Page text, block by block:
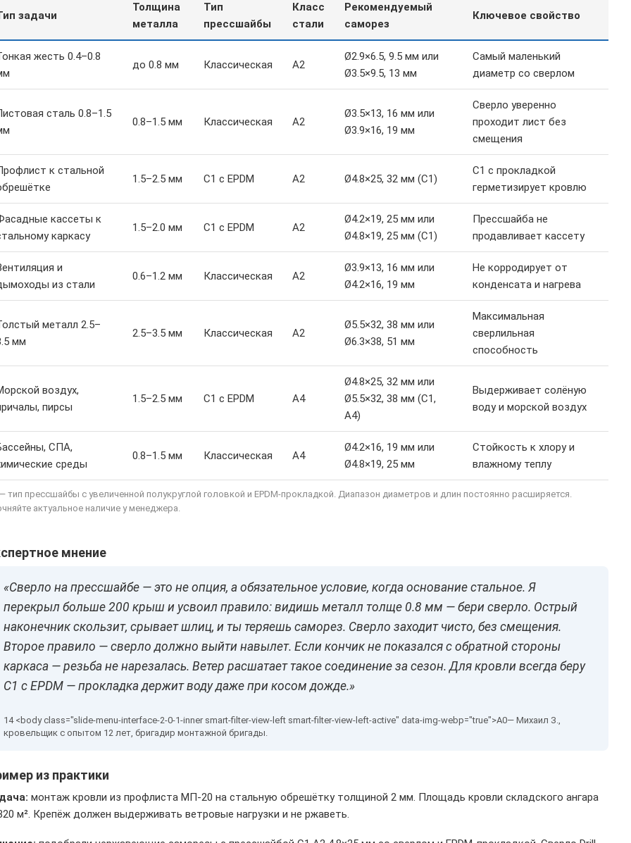
задачи
Толщина
металла
Тип
прессшайбы
Класс
стали
Рекомендуемый
саморез
Ключевое свойство
жесть 0.4–0.8
до 0.8 мм Классическая A2
Ø2.9×6.5, 9.5 мм или
Ø3.5×9.5, 13 мм
Самый маленький
диаметр со сверлом
сталь 0.8–1.5
0.8–1.5 мм Классическая A2
Ø3.5×13, 16 мм или
Ø3.9×16, 19 мм
Сверло уверенно
проходит лист без
смещения
к стальной
1.5–2.5 мм С1 с EPDM A2 Ø4.8×25, 32 мм (С1)
С1 с прокладкой
герметизирует кровлю
кассеты к
каркасу
1.5–2.0 мм С1 с EPDM A2
Ø4.2×19, 25 мм или
Ø4.8×19, 25 мм (С1)
Прессшайба не
продавливает кассету
и
из стали
0.6–1.2 мм Классическая A2
Ø3.9×13, 16 мм или
Ø4.2×16, 19 мм
Не корродирует от
конденсата и нагрева
металл 2.5–
мм
2.5–3.5 мм Классическая A2
Ø5.5×32, 38 мм или
Ø6.3×38, 51 мм
Максимальная
сверлильная
способность
воздух,
пирсы
1.5–2.5 мм С1 с EPDM A4
Ø4.8×25, 32 мм или
Ø5.5×32, 38 мм (С1,
A4)
Выдерживает солёную
воду и морской воздух
СПА,
среды
0.8–1.5 мм Классическая A4
Ø4.2×16, 19 мм или
Ø4.8×19, 25 мм
Стойкость к хлору и
влажному теплу
тип прессшайбы с увеличенной полукруглой головкой и EPDM-прокладкой. Диапазон диаметров и длин постоянно расширяется.
актуальное наличие у менеджера.
мнение
«Сверло на прессшайбе — это не опция, а обязательное условие, когда основание стальное. Я
перекрыл больше 200 крыш и усвоил правило: видишь металл толще 0.8 мм — бери сверло. Острый
наконечник скользит, срывает шлиц, и ты теряешь саморез. Сверло заходит чисто, без смещения.
Второе правило — сверло должно выйти навылет. Если кончик не показался с обратной стороны
каркаса — резьба не нарезалась. Ветер расшатает такое соединение за сезон. Для кровли всегда беру
С1 с EPDM — прокладка держит воду даже при косом дожде.»
— Михаил З.,
кровельщик с опытом 12 лет, бригадир монтажной бригады.
из практики
монтаж кровли из профлиста МП-20 на стальную обрешётку толщиной 2 мм. Площадь кровли складского ангара
м². Крепёж должен выдерживать ветровые нагрузки и не ржаветь.